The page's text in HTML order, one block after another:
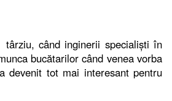
când inginerii specialiști în
bucătarilor când venea vorba
devenit tot mai interesant pentru